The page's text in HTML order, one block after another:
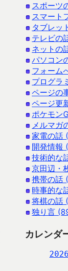
スポーツ
スマート
タブレッ
テレビの
ネットの
パソコン
フォーム
プログラ
ページの
ページ更
ポケモン
メルマガ
家電の話
開発情報
技術的な
京田辺・
携帯の話
時事的な
将棋の話
独り言
カレンダ